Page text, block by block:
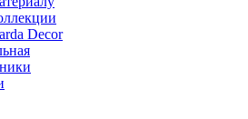
Decor